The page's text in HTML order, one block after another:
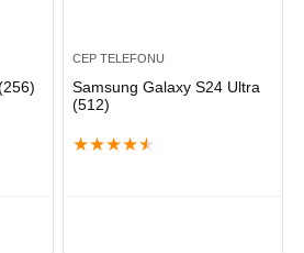
CEP TELEFONU
Samsung Galaxy S24 Ultra
(512)
★★★★★